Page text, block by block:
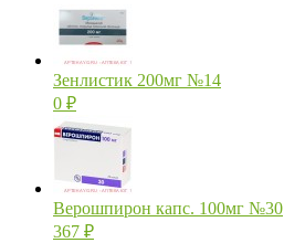
Зенлистик 200мг №14
0 ₽
Верошпирон капс. 100мг №30
367 ₽